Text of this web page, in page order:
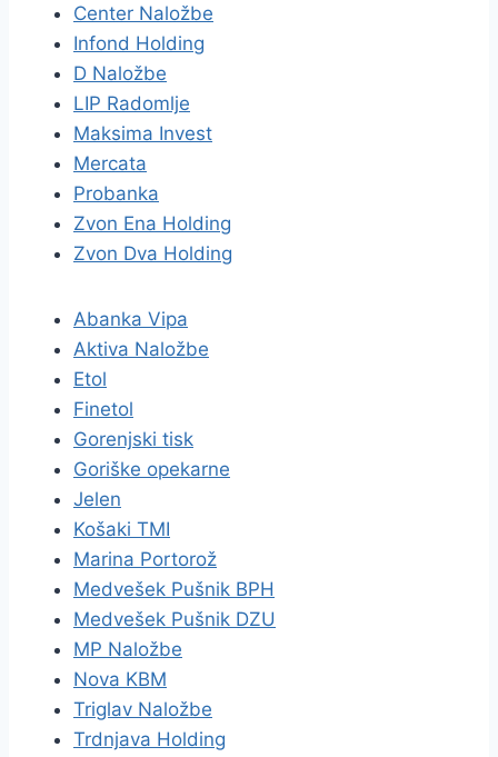
Center Naložbe
Infond Holding
D Naložbe
LIP Radomlje
Maksima Invest
Mercata
Probanka
Zvon Ena Holding
Zvon Dva Holding
Abanka Vipa
Aktiva Naložbe
Etol
Finetol
Gorenjski tisk
Goriške opekarne
Jelen
Košaki TMI
Marina Portorož
Medvešek Pušnik BPH
Medvešek Pušnik DZU
MP Naložbe
Nova KBM
Triglav Naložbe
Trdnjava Holding